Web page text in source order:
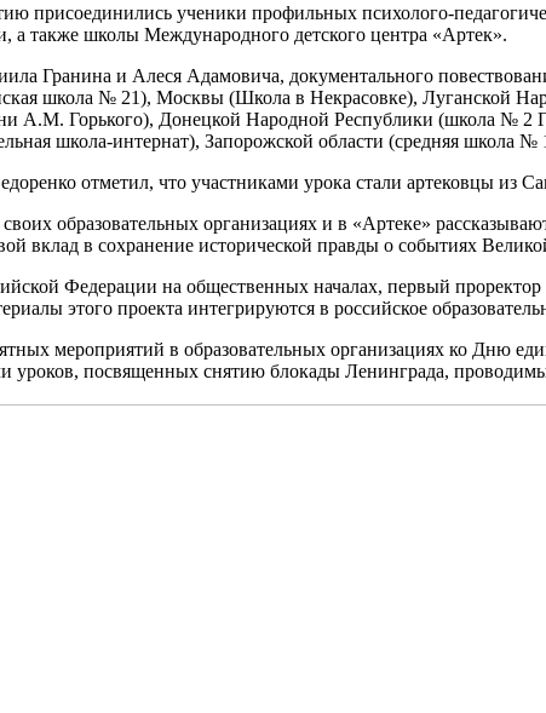
присоединились ученики профильных психолого-
а также школы Международного детского центра «Артек».
Гранина и Алеся Адамовича, документального
школа № 21), Москвы (Школа в Некрасовке), Луганской
А.М. Горького), Донецкой Народной Республики (школа № 2
школа-интернат), Запорожской области (средняя школа
отметил, что участниками урока стали артековцы из
образовательных организациях и в «Артеке»
вклад в сохранение исторической правды о событиях
Федерации на общественных началах, первый
этого проекта интегрируются в российское
мероприятий в образовательных организациях ко Дню
уроков, посвященных снятию блокады Ленинграда,